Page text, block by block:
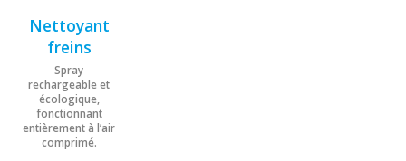
Nettoyant
freins
Spray
rechargeable et
écologique,
fonctionnant
entièrement à l’air
comprimé.